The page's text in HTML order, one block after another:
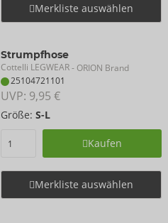
Merkliste auswählen
Strumpfhose
Cottelli LEGWEAR- ORION Brand
25104721101
UVP: 9,95 €
Größe: S-L
Kaufen
Merkliste auswählen